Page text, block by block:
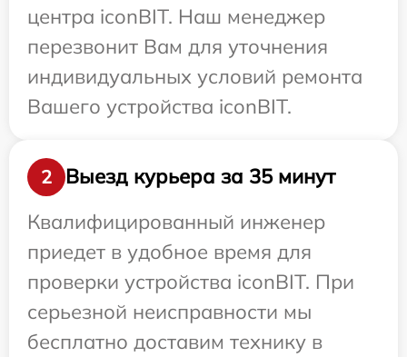
центра iconBIT. Наш менеджер
перезвонит Вам для уточнения
индивидуальных условий ремонта
Вашего устройства iconBIT.
2
Выезд курьера за 35 минут
Квалифицированный инженер
приедет в удобное время для
проверки устройства iconBIT. При
серьезной неисправности мы
бесплатно доставим технику в